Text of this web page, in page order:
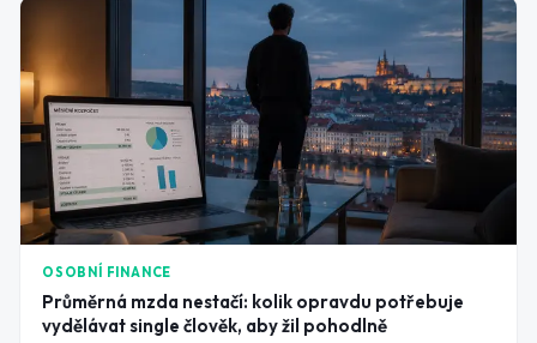
OSOBNÍ FINANCE
Průměrná mzda nestačí: kolik opravdu potřebuje
vydělávat single člověk, aby žil pohodlně